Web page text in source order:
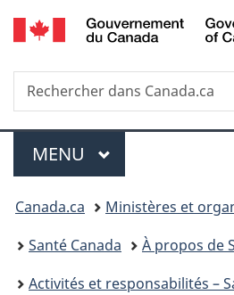
au
à
Au
du
à
Recherche
Rechercher
dans
Menu
MENU PRINCIPAL
Vous
êtes
ici :
Canada.ca
Ministères et
Santé Canada
À propos de
Activités et responsabilités –